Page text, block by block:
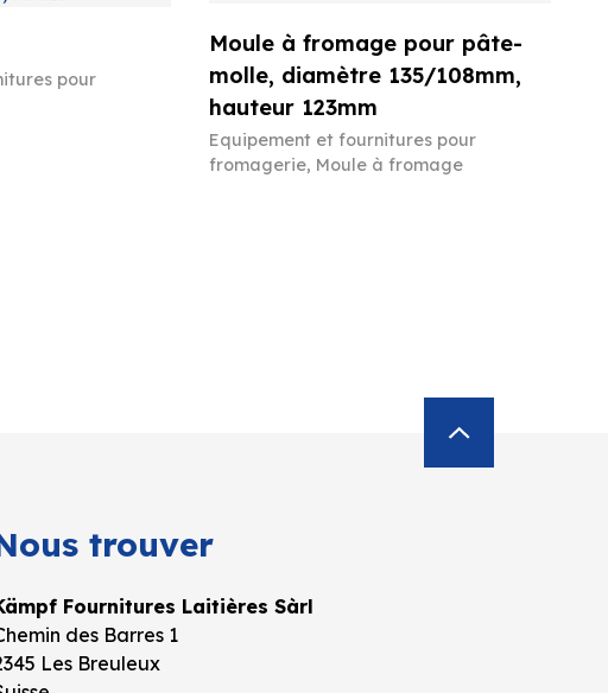
pour
Moule à fromage pour pâte-
molle, diamètre 135/108mm,
hauteur 123mm
Equipement et fournitures pour
fromagerie, Moule à fromage
trouver
Fournitures Laitières Sàrl
des Barres 1
Les Breuleux